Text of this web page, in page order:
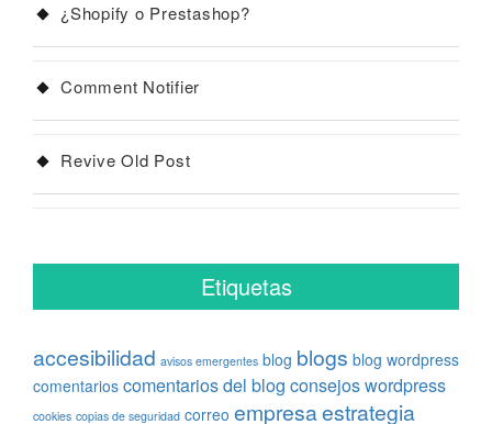
¿Shopify o Prestashop?
Comment Notifier
Revive Old Post
Etiquetas
accesibilidad avisos emergentes blog blogs blog wordpress
comentarios comentarios del blog consejos wordpress
cookies copias de seguridad correo empresaestrategia